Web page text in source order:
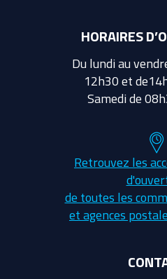
HORAIRES
Du lundi au
12h30 et
Samedi de
Retrouvez les
de toutes les
et agences